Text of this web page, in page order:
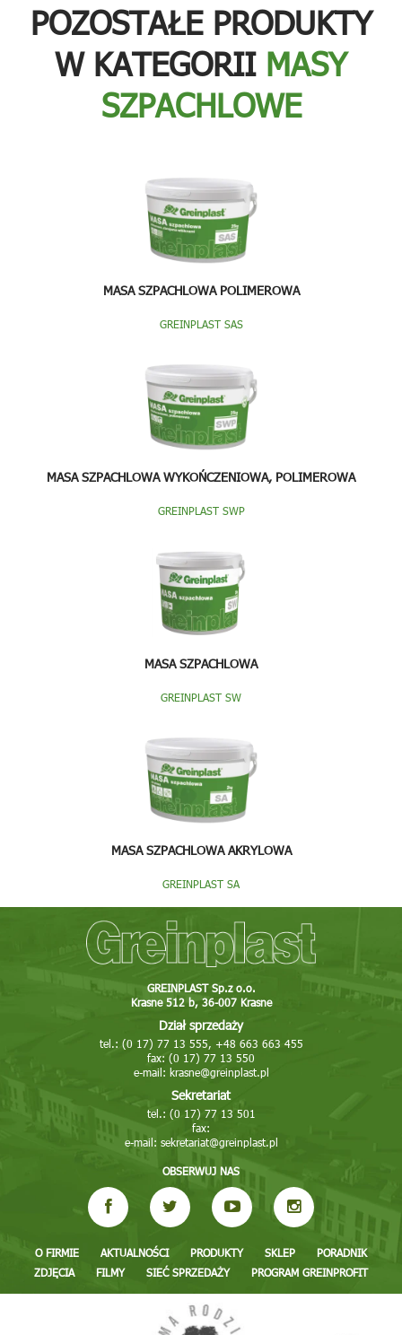
POZOSTAŁE PRODUKTY
W KATEGORII MASY
SZPACHLOWE
MASA SZPACHLOWA POLIMEROWA
GREINPLAST SAS
MASA SZPACHLOWA WYKOŃCZENIOWA, POLIMEROWA
GREINPLAST SWP
MASA SZPACHLOWA
GREINPLAST SW
MASA SZPACHLOWA AKRYLOWA
GREINPLAST SA
GREINPLAST Sp.z o.o.
Krasne 512 b, 36-007 Krasne
Dział sprzedaży
tel.: (0 17) 77 13 555, +48 663 663 455
fax: (0 17) 77 13 550
e-mail: krasne@greinplast.pl
Sekretariat
tel.: (0 17) 77 13 501
fax:
e-mail: sekretariat@greinplast.pl
OBSERWUJ NAS
O FIRMIE AKTUALNOŚCI PRODUKTY SKLEP
PORADNIK
ZDJĘCIA
FILMY SIEĆ SPRZEDAŻY PROGRAM GREINPROFIT